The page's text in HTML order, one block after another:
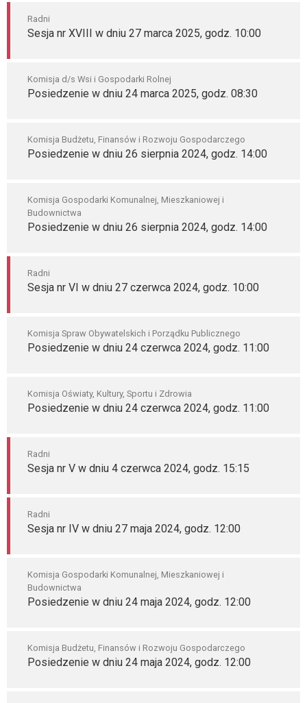
Radni
Sesja nr XVIII w dniu 27 marca 2025, godz. 10:00
Komisja d/s Wsi i Gospodarki Rolnej
Posiedzenie w dniu 24 marca 2025, godz. 08:30
Komisja Budżetu, Finansów i Rozwoju Gospodarczego
Posiedzenie w dniu 26 sierpnia 2024, godz. 14:00
Komisja Gospodarki Komunalnej, Mieszkaniowej i
Budownictwa
Posiedzenie w dniu 26 sierpnia 2024, godz. 14:00
Radni
Sesja nr VI w dniu 27 czerwca 2024, godz. 10:00
Komisja Spraw Obywatelskich i Porządku Publicznego
Posiedzenie w dniu 24 czerwca 2024, godz. 11:00
Komisja Oświaty, Kultury, Sportu i Zdrowia
Posiedzenie w dniu 24 czerwca 2024, godz. 11:00
Radni
Sesja nr V w dniu 4 czerwca 2024, godz. 15:15
Radni
Sesja nr IV w dniu 27 maja 2024, godz. 12:00
Komisja Gospodarki Komunalnej, Mieszkaniowej i
Budownictwa
Posiedzenie w dniu 24 maja 2024, godz. 12:00
Komisja Budżetu, Finansów i Rozwoju Gospodarczego
Posiedzenie w dniu 24 maja 2024, godz. 12:00